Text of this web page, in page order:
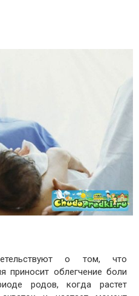
о том, что
приносит облегчение боли
родов, когда растет